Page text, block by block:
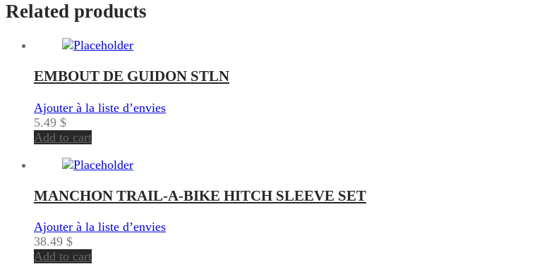
Related products
EMBOUT DE GUIDON STLN
Ajouter à la liste d’envies
5.49 $
Add to cart
MANCHON TRAIL-A-BIKE HITCH SLEEVE SET
Ajouter à la liste d’envies
38.49 $
Add to cart